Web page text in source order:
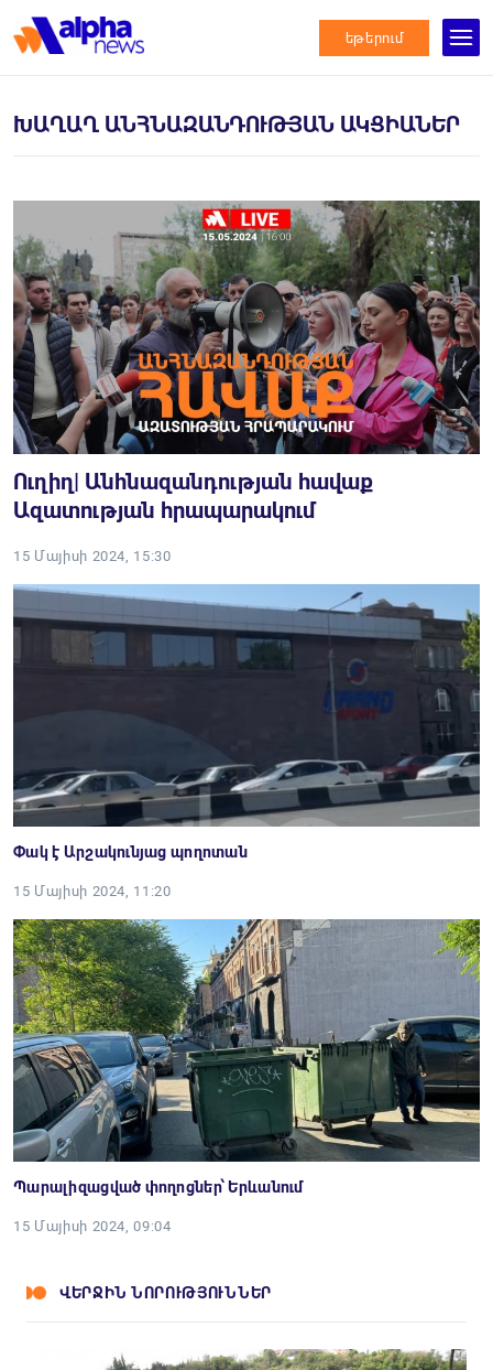
եթերում
ԽԱՂԱՂ ԱՆՀՆԱԶԱՆԴՈՒԹՅԱՆ ԱԿՑԻԱՆԵՐ
Ուղիղ| Անհնազանդության հավաք
Ազատության հրապարակում
15 Մայիսի 2024, 15:30
Փակ է Արշակունյաց պողոտան
15 Մայիսի 2024, 11:20
Պարալիզացված փողոցներ՝ Երևանում
15 Մայիսի 2024, 09:04
ՎԵՐՋԻՆ ՆՈՐՈՒԹՅՈՒՆՆԵՐ